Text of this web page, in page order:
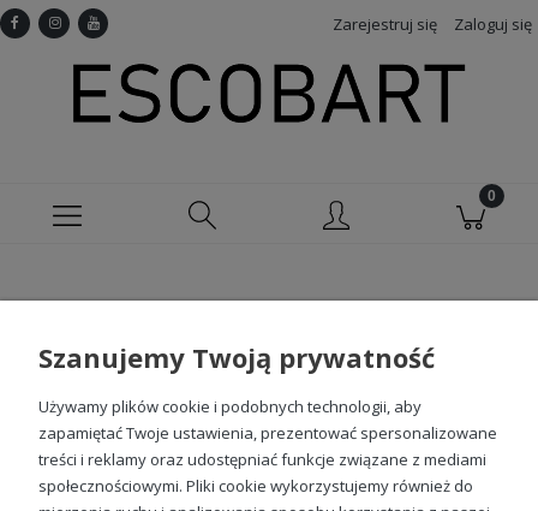
Zarejestruj się Zaloguj się
Nie znaleziono produktów spełniających
Sprawdź nasze social media
Szanujemy Twoją prywatność
Używamy plików cookie i podobnych technologii, aby
zapamiętać Twoje ustawienia, prezentować spersonalizowane
treści i reklamy oraz udostępniać funkcje związane z mediami
społecznościowymi. Pliki cookie wykorzystujemy również do